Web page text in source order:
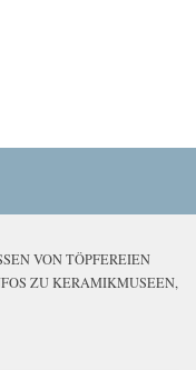
VON TÖPFEREIEN
ZU KERAMIKMUSEEN,